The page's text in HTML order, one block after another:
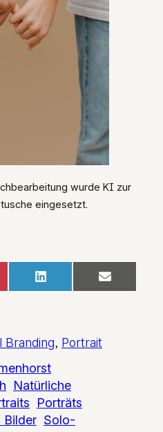
wurde KI zur
eingesetzt.
Share
on
LinkedIn
Share
on
Email
Branding, Portrait
Natürliche
Porträts
Bilder Solo-